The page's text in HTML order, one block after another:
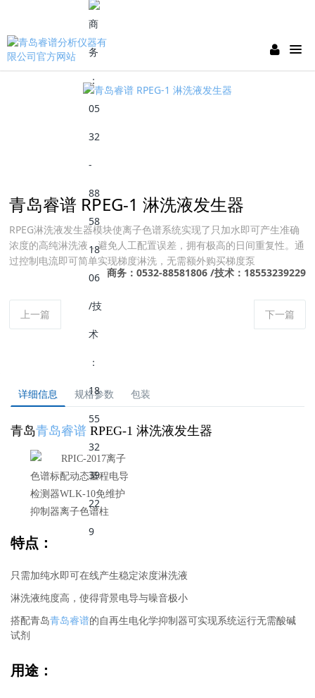
商务：0532-88581806 /技术：18553239229
青岛睿谱 RPEG-1 淋洗液发生器
RPEG淋洗液发生器模块使离子色谱系统实现了只加水即可产生准确
浓度的高纯淋洗液，避免人工配置误差，拥有极高的日间重复性。通
过控制电流即可简单实现梯度淋洗，无需额外购买梯度泵
上一篇 下一篇
详细信息 规格参数 包装
青岛青岛睿谱 RPEG-1 淋洗液发生器
特点：
只需加纯水即可在线产生稳定浓度淋洗液
淋洗液纯度高，使得背景电导与噪音极小
搭配青岛青岛睿谱的自再生电化学抑制器可实现系统运行无需酸碱
试剂
用途：